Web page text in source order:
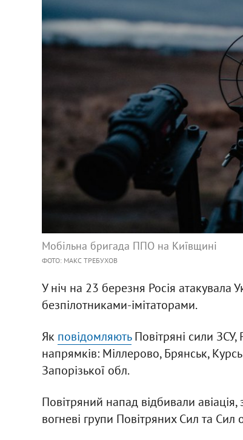
Мобільна бригада ППО на Київщині
ФОТО: МАКС ТРЕБУХОВ
У ніч на 23 березня Росія
безпілотниками-імітаторами.
Як повідомляютьПовітряні сили ЗСУ,
напрямків: Міллерово, Брянськ,
Запорізької обл.
Повітряний напад відбивали авіація,
вогневі групи Повітряних Сил та Сил